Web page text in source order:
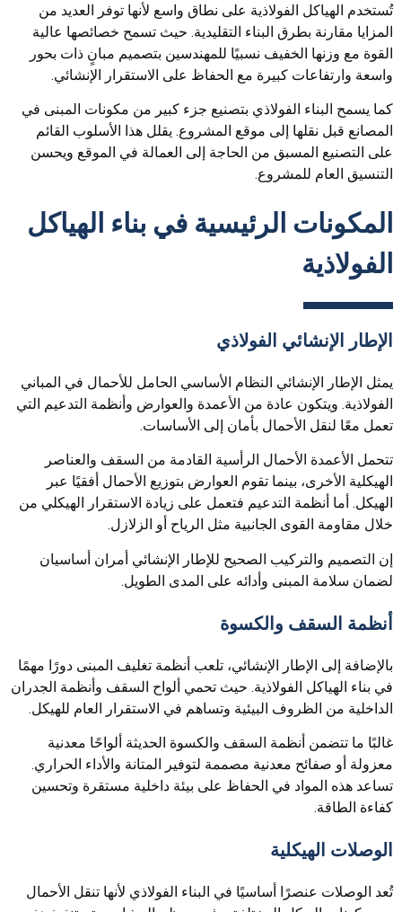
تُستخدم الهياكل الفولاذية على نطاق واسع لأنها توفر العديد من
المزايا مقارنة بطرق البناء التقليدية. حيث تسمح خصائصها عالية
القوة مع وزنها الخفيف نسبيًا للمهندسين بتصميم مبانٍ ذات بحور
واسعة وارتفاعات كبيرة مع الحفاظ على الاستقرار الإنشائي.
كما يسمح البناء الفولاذي بتصنيع جزء كبير من مكونات المبنى في
المصانع قبل نقلها إلى موقع المشروع. يقلل هذا الأسلوب القائم
على التصنيع المسبق من الحاجة إلى العمالة في الموقع ويحسن
التنسيق العام للمشروع.
المكونات الرئيسية في بناء الهياكل
الفولاذية
الإطار الإنشائي الفولاذي
يمثل الإطار الإنشائي النظام الأساسي الحامل للأحمال في المباني
الفولاذية. ويتكون عادة من الأعمدة والعوارض وأنظمة التدعيم التي
تعمل معًا لنقل الأحمال بأمان إلى الأساسات.
تتحمل الأعمدة الأحمال الرأسية القادمة من السقف والعناصر
الهيكلية الأخرى، بينما تقوم العوارض بتوزيع الأحمال أفقيًا عبر
الهيكل. أما أنظمة التدعيم فتعمل على زيادة الاستقرار الهيكلي من
خلال مقاومة القوى الجانبية مثل الرياح أو الزلازل.
إن التصميم والتركيب الصحيح للإطار الإنشائي أمران أساسيان
لضمان سلامة المبنى وأدائه على المدى الطويل.
أنظمة السقف والكسوة
بالإضافة إلى الإطار الإنشائي، تلعب أنظمة تغليف المبنى دورًا مهمًا
في بناء الهياكل الفولاذية. حيث تحمي ألواح السقف وأنظمة الجدران
الداخلية من الظروف البيئية وتساهم في الاستقرار العام للهيكل.
غالبًا ما تتضمن أنظمة السقف والكسوة الحديثة ألواحًا معدنية
معزولة أو صفائح معدنية مصممة لتوفير المتانة والأداء الحراري.
تساعد هذه المواد في الحفاظ على بيئة داخلية مستقرة وتحسين
كفاءة الطاقة.
الوصلات الهيكلية
تُعد الوصلات عنصرًا أساسيًا في البناء الفولاذي لأنها تنقل الأحمال